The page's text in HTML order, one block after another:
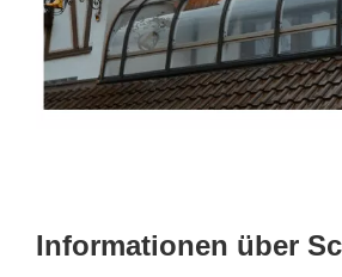
Informationen über